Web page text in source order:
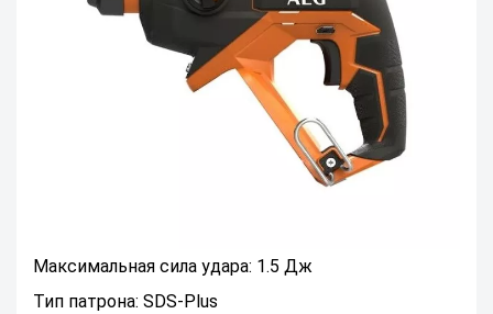
Максимальная сила удара: 1.5 Дж
Тип патрона: SDS-Plus